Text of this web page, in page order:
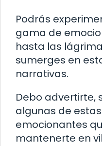
Podrás
gama de
hasta las
sumerges en
narrativas.
Debo advertirte,
algunas de
emocionantes
mantenerte en